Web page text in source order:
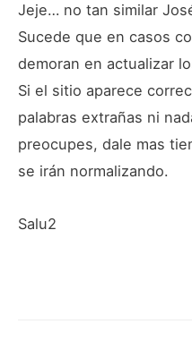
Jeje… no tan similar
Sucede que en casos
demoran en actualizar
Si el sitio aparece
palabras extrañas ni
preocupes, dale mas
se irán normalizando.
Salu2